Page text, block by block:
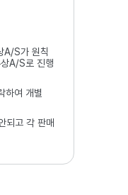
A/S가 원칙
A/S로 진행
하여 개별
되고 각 판매